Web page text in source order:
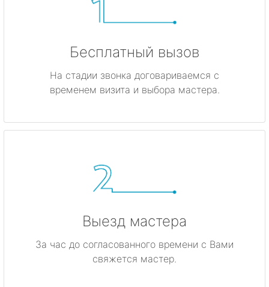
Бесплатный вызов
На стадии звонка договариваемся с
временем визита и выбора мастера.
Выезд мастера
За час до согласованного времени с Вами
свяжется мастер.